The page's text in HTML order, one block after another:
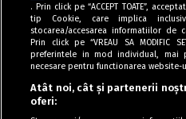
Tag
Program
. Prin click pe “ACCEPT TOATE”,
tip Cookie, care implica
stocarea/accesarea informatiilor de
Prin click pe “VREAU SA MODIFIC
preferintele in mod individual, mai
necesare pentru functionarea website-
Atât noi, cât și partenerii
oferi: